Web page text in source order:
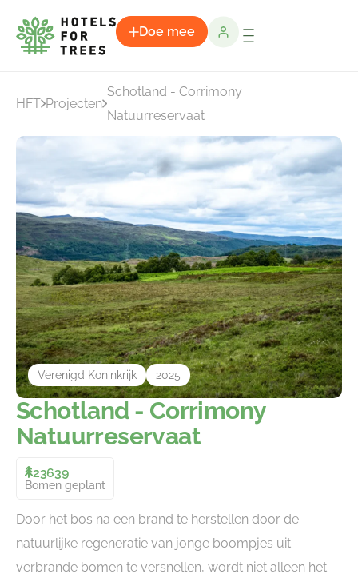
Doe mee
HFT Projecten
Schotland - Corrimony
Natuurreservaat
Schotland - Corrimony
Natuurreservaat
23639
Bomen geplant
Door het bos na een brand te herstellen door de
natuurlijke regeneratie van jonge boompjes uit
verbrande bomen te versnellen, wordt niet alleen het
Verenigd Koninkrijk 2025